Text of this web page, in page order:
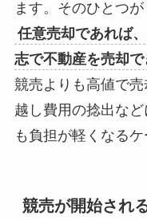
ます。そのひとつが
任意売却であれば
志で不動産を売却で
競売よりも高値で
越し費用の捻出な
も負担が軽くなるケ
競売が開始され